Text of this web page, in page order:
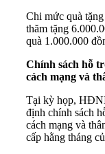
Chi mức quà
thăm tặng
quà 1.000.000
Chính sách hỗ
cách mạng và
Tại kỳ họp,
định chính sách
cách mạng và
cấp hằng tháng